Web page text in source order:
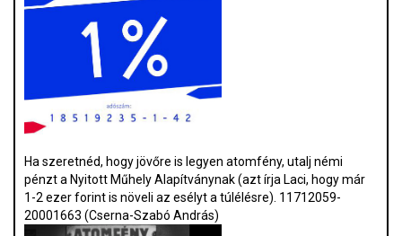
Ha szeretnéd, hogy jövőre is legyen atomfény, utalj némi
pénzt a Nyitott Műhely Alapítványnak (azt írja Laci, hogy már
1-2 ezer forint is növeli az esélyt a túlélésre). 11712059-
20001663 (Cserna-Szabó András)